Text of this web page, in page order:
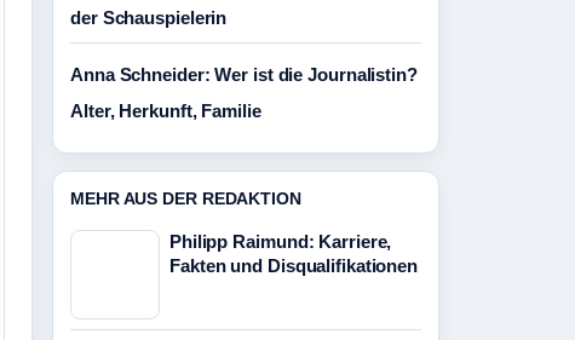
der Schauspielerin
Anna Schneider: Wer ist die Journalistin?
Alter, Herkunft, Familie
MEHR AUS DER REDAKTION
Philipp Raimund: Karriere,
Fakten und Disqualifikationen